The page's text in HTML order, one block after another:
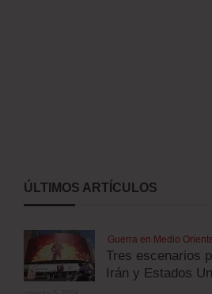
ÚLTIMOS ARTÍCULOS
Guerra en Medio
Tres escenarios
Irán y Estados